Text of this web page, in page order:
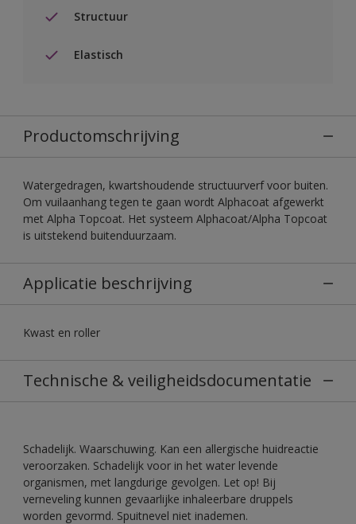
Structuur
Elastisch
Productomschrijving
Watergedragen, kwartshoudende structuurverf voor buiten.
Om vuilaanhang tegen te gaan wordt Alphacoat afgewerkt
met Alpha Topcoat. Het systeem Alphacoat/Alpha Topcoat
is uitstekend buitenduurzaam.
Applicatie beschrijving
Kwast en roller
Technische & veiligheidsdocumentatie
Schadelijk. Waarschuwing. Kan een allergische huidreactie
veroorzaken. Schadelijk voor in het water levende
organismen, met langdurige gevolgen. Let op! Bij
verneveling kunnen gevaarlijke inhaleerbare druppels
worden gevormd. Spuitnevel niet inademen.